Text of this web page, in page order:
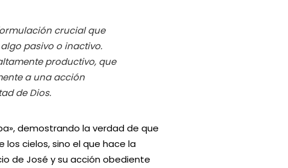
crucial que
pasivo o inactivo.
productivo, que
a una acción
de Dios.
demostrando la verdad de que
los cielos, sino el que hace la
de José y su acción obediente